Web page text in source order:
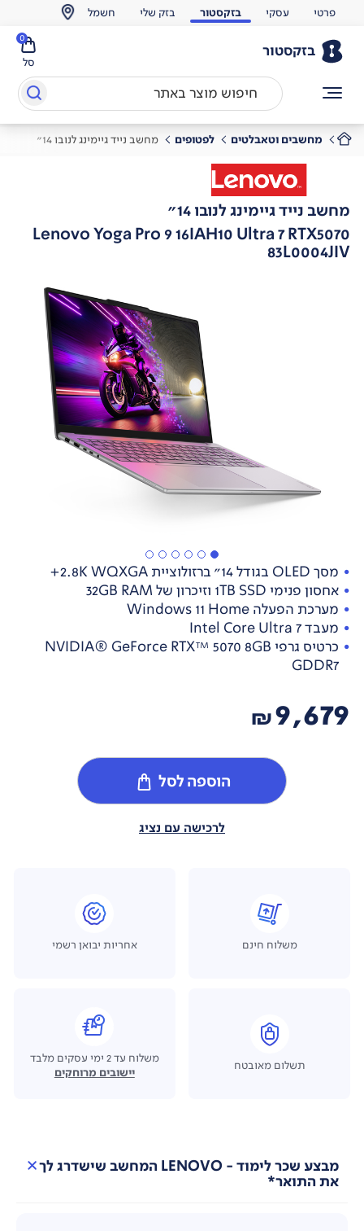
פרטי עסקי בזקסטור בזק שלי חשמל
בזקסטור
סל
0
מחשבים וטאבלטים לפטופים מחשב נייד גיימינג לנובו 14"
מחשב נייד גיימינג לנובו 14"
Lenovo Yoga Pro 9 16IAH10 Ultra 7 RTX5070
83L0004JIV
מסך OLED בגודל 14" ברזולוציית 2.8K WQXGA+
אחסון פנימי 1TB SSD וזיכרון של 32GB RAM
מערכת הפעלה Windows 11 Home
מעבד Intel Core Ultra 7
כרטיס גרפי NVIDIA® GeForce RTX™ 5070 8GB
GDDR7
9,679
₪
הוספה לסל
לרכישה עם נציג
משלוח חינם אחריות יבואן רשמי
תשלום מאובטח
משלוח עד 2 ימי עסקים מלבד
יישובים מרוחקים
מבצע שכר לימוד - LENOVO המחשב שישדרג לך
את התואר*